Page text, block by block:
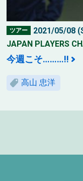
ツアー
2021/05/08
JAPAN PLAYERS
今週こそ………!!
高山 忠洋